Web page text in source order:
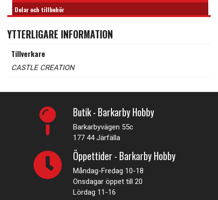
Delar och tillbehör
YTTERLIGARE INFORMATION
Tillverkare
CASTLE CREATION
Butik - Barkarby Hobby
Barkarbyvägen 55c
177 44 Järfälla
Öppettider - Barkarby Hobby
Måndag-Fredag 10-18
Onsdagar öppet till 20
Lördag 11-16